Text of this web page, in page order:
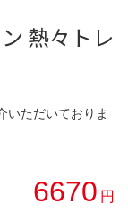
熱々トレ
いただいておりま
6670 円